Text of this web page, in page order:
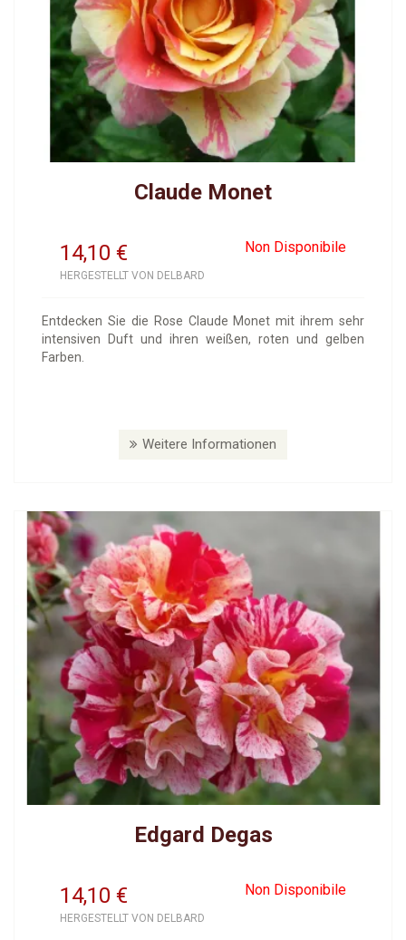
Claude Monet
14,10 Non Disponibile
€
HERGESTELLT VON DELBARD
Entdecken Sie die Rose Claude Monet mit ihrem sehr
intensiven Duft und ihren weißen, roten und gelben
Farben.
Weitere Informationen
Edgard Degas
14,10 Non Disponibile
€
HERGESTELLT VON DELBARD